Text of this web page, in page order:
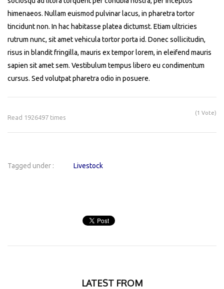
himenaeos. Nullam euismod pulvinar lacus, in pharetra tortor
tincidunt non. In hac habitasse platea dictumst. Etiam ultricies
rutrum nunc, sit amet vehicula tortor porta id. Donec sollicitudin,
risus in blandit fringilla, mauris ex tempor lorem, in eleifend mauris
sapien sit amet sem. Vestibulum tempus libero eu condimentum
cursus. Sed volutpat pharetra odio in posuere.
(1 Vote)
Read 1926497 times
Tagged under : Livestock
LATEST FROM